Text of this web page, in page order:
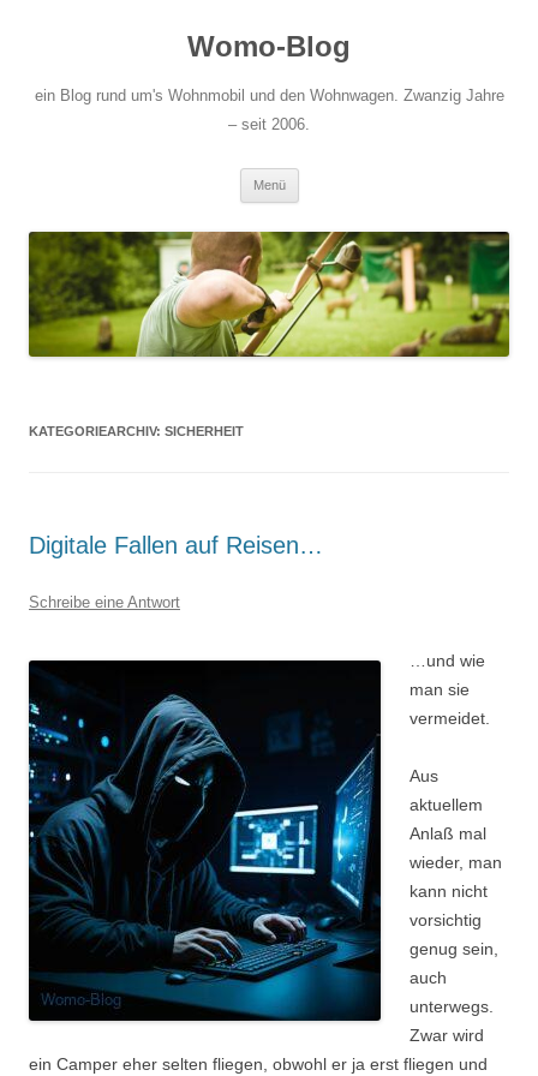
Womo-Blog
ein Blog rund um's Wohnmobil und den Wohnwagen. Zwanzig Jahre
– seit 2006.
Menü
KATEGORIEARCHIV: SICHERHEIT
Digitale Fallen auf Reisen…
Schreibe eine Antwort
…und wie
man sie
vermeidet.
Aus
aktuellem
Anlaß mal
wieder, man
kann nicht
vorsichtig
genug sein,
auch
unterwegs.
Zwar wird
ein Camper eher selten fliegen, obwohl er ja erst fliegen und